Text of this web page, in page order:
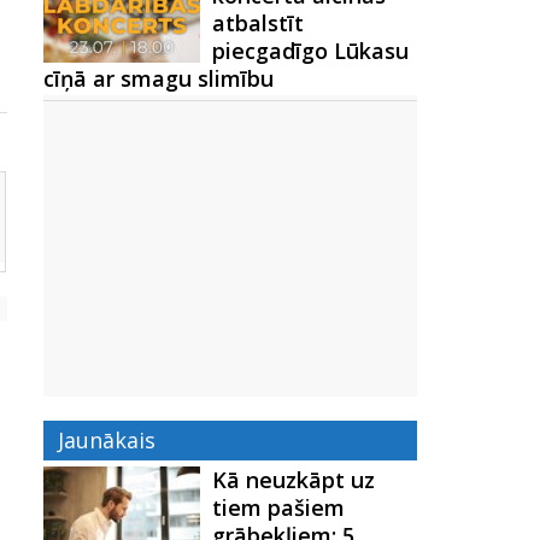
atbalstīt
piecgadīgo Lūkasu
cīņā ar smagu slimību
Jaunākais
Kā neuzkāpt uz
tiem pašiem